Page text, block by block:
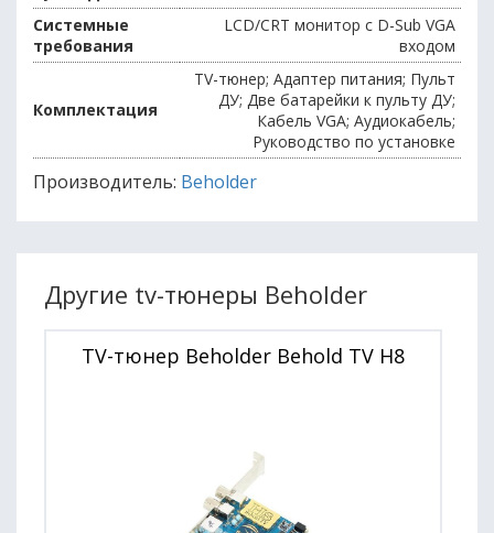
Системные
требования
LCD/CRT монитор с D-Sub VGA
входом
Комплектация
TV-тюнер; Адаптер питания; Пульт
ДУ; Две батарейки к пульту ДУ;
Кабель VGA; Аудиокабель;
Руководство по установке
Производитель: Beholder
Другие tv-тюнеры Beholder
TV-тюнер Beholder Behold TV H8